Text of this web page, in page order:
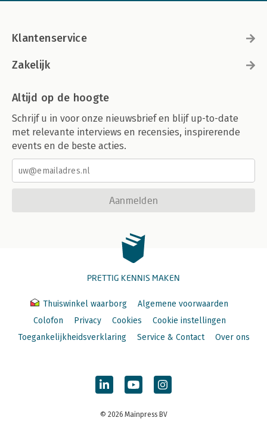
Klantenservice
Zakelijk
Altijd op de hoogte
Schrijf u in voor onze nieuwsbrief en blijf up-to-date
met relevante interviews en recensies, inspirerende
events en de beste acties.
Aanmelden
PRETTIG KENNIS MAKEN
Thuiswinkel waarborg
Algemene voorwaarden
Colofon
Privacy Cookies
Cookie instellingen
Toegankelijkheidsverklaring
Service & Contact Over ons
© 2026 Mainpress BV